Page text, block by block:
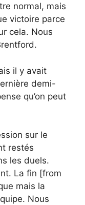
normal, mais
victoire parce
cela. Nous
il y avait
demi-
qu’on peut
sur le
restés
les duels.
La fin [from
mais la
Nous